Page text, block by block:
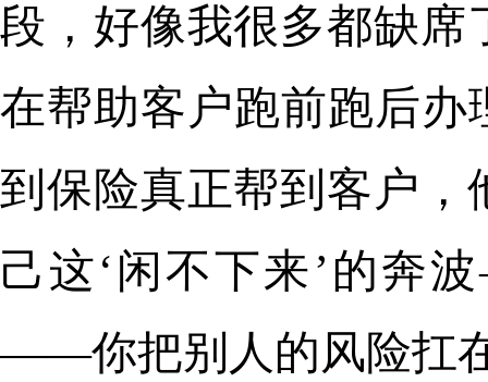
段，好像我很多都缺席
在帮助客户跑前跑后办
到保险真正帮到客户
己这‘闲不下来’的奔
——你把别人的风险扛